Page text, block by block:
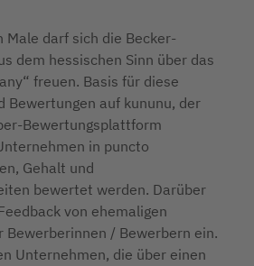
Male darf sich die Becker-
dem hessischen Sinn über das
freuen. Basis für diese
Bewertungen auf kununu, der
Bewertungsplattform
in puncto
Gehalt und
bewertet werden. Darüber
von ehemaligen
Bewerberinnen / Bewerbern ein.
Unternehmen, die über einen